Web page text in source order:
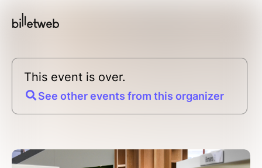
This event is over.
See other events from this organizer